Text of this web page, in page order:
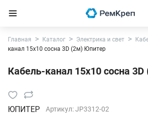
Главная Каталог Электрика и свет
канал 15х10 сосна 3D (2м) Юпитер
Кабель-канал 15х10 сосна
ЮПИТЕР Артикул:JP3312-02